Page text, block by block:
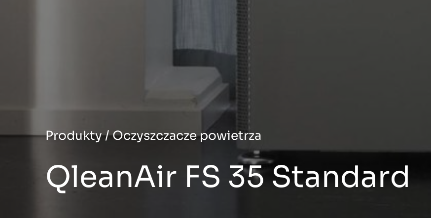
Produkty/Oczyszczacze powietrza
QleanAir FS 35 Standard